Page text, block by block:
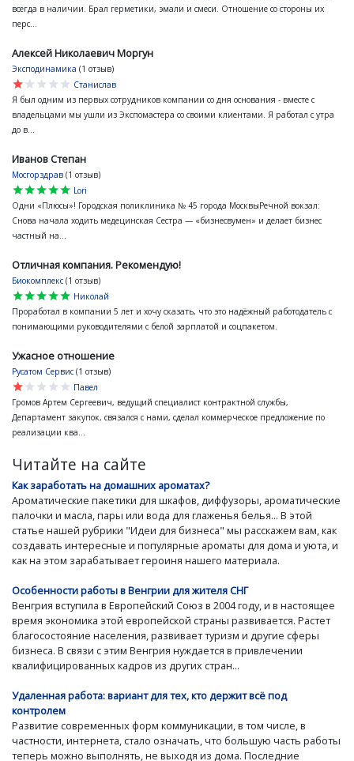
всегда в наличии. Брал герметики, эмали и смеси. Отношение со стороны их
перс...
Алексей Николаевич Моргун
Эксподинамика (1 отзыв)
star
star
star
star
star
Станислав
Я был одним из первых сотрудников компании со дня основания - вместе с
владельцами мы ушли из Экспомастера со своими клиентами. Я работал с утра
до в...
Иванов Степан
Мосгорздрав (1 отзыв)
star
star
star
star
star
Lori
Одни «Плюсы»! Городская поликлиника № 45 города МосквыРечной вокзал:
Снова начала ходить медецинская Сестра — «бизнесвумен» и делает бизнес
частный на...
Отличная компания. Рекомендую!
Биокомплекс (1 отзыв)
star
star
star
star
star
Николай
Проработал в компании 5 лет и хочу сказать, что это надёжный работодатель с
понимающими руководителями с белой зарплатой и соцпакетом.
Ужасное отношение
Русатом Сервис (1 отзыв)
star
star
star
star
star
Павел
Громов Артем Сергеевич, ведущий специалист контрактной службы,
Департамент закупок, связался с нами, сделал коммерческое предложение по
реализации ква...
Читайте на сайте
Как заработать на домашних ароматах?
Ароматические пакетики для шкафов, диффузоры, ароматические
палочки и масла, пары или вода для глаженья белья... В этой
статье нашей рубрики "Идеи для бизнеса" мы расскажем вам, как
создавать интересные и популярные ароматы для дома и уюта, и
как на этом зарабатывает героиня нашего материала.
Особенности работы в Венгрии для жителя СНГ
Венгрия вступила в Европейский Союз в 2004 году, и в настоящее
время экономика этой европейской страны развивается. Растет
благосостояние населения, развивает туризм и другие сферы
бизнеса. В связи с этим Венгрия нуждается в привлечении
квалифицированных кадров из других стран...
Удаленная работа: вариант для тех, кто держит всё под
контролем
Развитие современных форм коммуникации, в том числе, в
частности, интернета, стало означать, что большую часть работы
теперь можно выполнять, не выходя из дома. Последние